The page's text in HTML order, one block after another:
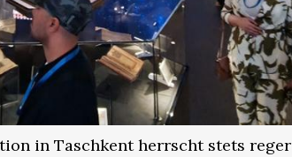
in Taschkent herrscht stets reger